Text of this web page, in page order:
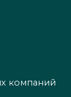
компаний